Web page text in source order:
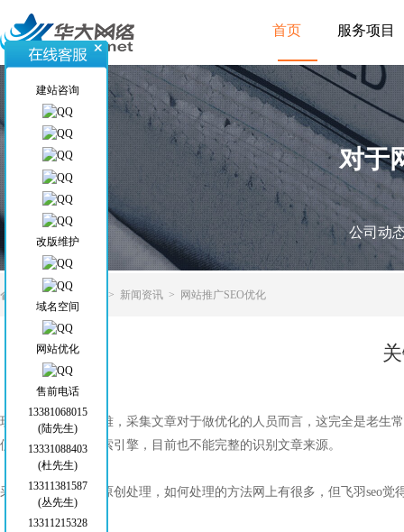
首页 服务项目
对于
公司动
当前位置 > > 新闻资讯 > 网站推广SEO优化
现在建站容易推广难，采集文章对于做优化的人员而言，这完全是老生
便是喜欢原创的搜索引擎，目前也不能完整的识别文章来源。
采集的文章如何伪原创处理，如何处理的方法网上有很多，但飞羽seo觉
建站咨询
改版维护
域名空间
网站优化
售前电话
13381068015
(陆先生)
13331088403
(杜先生)
13311381587
(丛先生)
13311215328